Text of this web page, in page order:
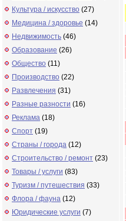
Культура / искусство (27)
Медицина / здоровье (14)
Недвижимость (46)
Образование (26)
Общество (11)
Производство (22)
Развлечения (31)
Разные разности (16)
Реклама (18)
Спорт (19)
Страны / города (12)
Строительство / ремонт (23)
Товары / услуги (83)
Туризм / путешествия (33)
Флора / фауна (12)
Юридические услуги (7)